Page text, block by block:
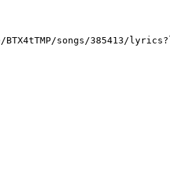
songs/385413/